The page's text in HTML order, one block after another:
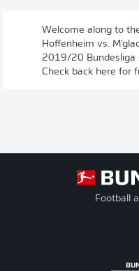
Welcome along to
Hoffenheim vs.
2019/20 Bundesliga
Check back here for
Football